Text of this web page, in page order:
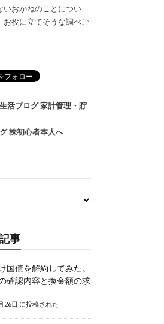
いおかねのことについ
役に立てそうな調べご
事
国債を解約してみた。
確認内容と換金額の求
26日 に投稿された